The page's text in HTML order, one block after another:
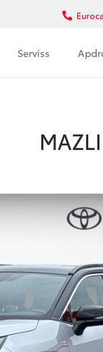
Serviss